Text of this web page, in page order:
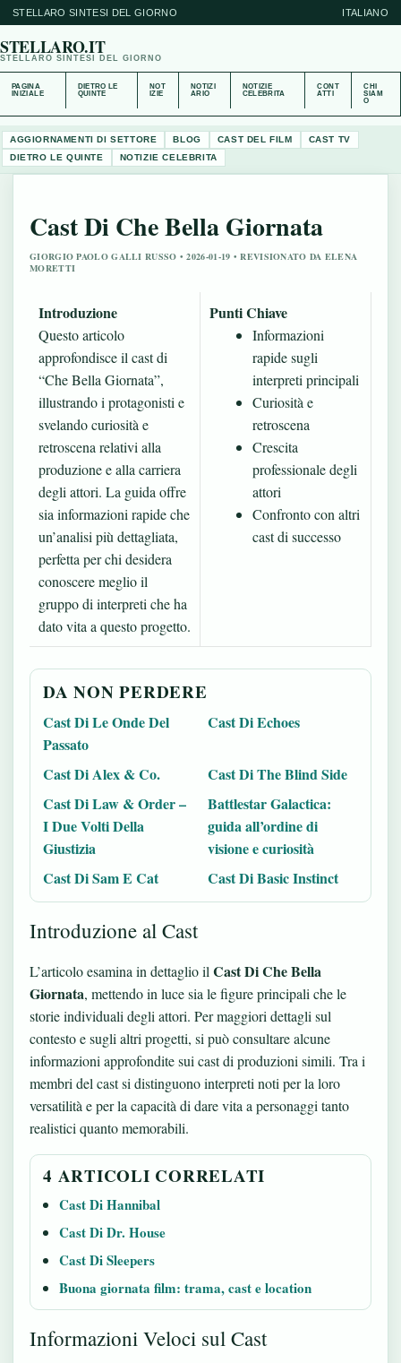
STELLARO SINTESI DEL GIORNO ITALIANO
STELLARO.IT
STELLARO SINTESI DEL GIORNO
PAGINA
INIZIALE
DIETRO LE
QUINTE
NOT
IZIE
NOTIZI
ARIO
NOTIZIE
CELEBRITA
CONT
ATTI
CHI
SIAM
O
AGGIORNAMENTI DI SETTORE BLOG CAST DEL FILM
CAST TV
DIETRO LE QUINTE
NOTIZIE CELEBRITA
Cast Di Che Bella Giornata
GIORGIO PAOLO GALLI RUSSO • 2026-01-19 • REVISIONATO DA ELENA
MORETTI
Introduzione
Questo articolo
approfondisce il cast di
“Che Bella Giornata”,
illustrando i protagonisti e
svelando curiosità e
retroscena relativi alla
produzione e alla carriera
degli attori. La guida offre
sia informazioni rapide che
un’analisi più dettagliata,
perfetta per chi desidera
conoscere meglio il
gruppo di interpreti che ha
dato vita a questo progetto.
Punti Chiave
Informazioni
rapide sugli
interpreti principali
Curiosità e
retroscena
Crescita
professionale degli
attori
Confronto con altri
cast di successo
DA NON PERDERE
Cast Di Le Onde Del
Passato
Cast Di Echoes
Cast Di Alex & Co.
Cast Di The Blind Side
Cast Di Law & Order –
I Due Volti Della
Giustizia
Battlestar Galactica:
guida all’ordine di
visione e curiosità
Cast Di Sam E Cat
Cast Di Basic Instinct
Introduzione al Cast
L’articolo esamina in dettaglio il Cast Di Che Bella
Giornata, mettendo in luce sia le figure principali che le
storie individuali degli attori. Per maggiori dettagli sul
contesto e sugli altri progetti, si può consultarealcune
informazioni approfondite sui cast di produzioni simili. Tra i
membri del cast si distinguono interpreti noti per la loro
versatilità e per la capacità di dare vita a personaggi tanto
realistici quanto memorabili.
4 ARTICOLI CORRELATI
Cast Di Hannibal
Cast Di Dr. House
Cast Di Sleepers
Buona giornata film: trama, cast e location
Informazioni Veloci sul Cast